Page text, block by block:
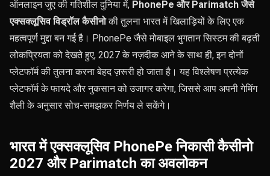
ऑनलाइन जुए की गतिशील दुनिया में, PhonePe और Parimatch जैसे
एक्सक्लूसिव विड्रॉल कैसीनोकी तुलना भारत में खिलाड़ियों के लिए एक
महत्वपूर्ण मुद्दा बन गई है। PhonePe जैसे मोबाइल भुगतान सिस्टम की बढ़ती
लोकप्रियता को देखते हुए, 2027 के नज़दीक आने के साथ ही, इन दोनों
प्लेटफॉर्म की तुलना करना बेहद ज़रूरी हो जाता है। यह विश्लेषण प्रत्येक
प्लेटफॉर्म के फायदे और नुकसान को उजागर करेगा, जिससे आप अपनी गेमिंग
शैली के अनुसार सोच-समझकर निर्णय ले सकेंगे।
भारत में एक्सक्लूसिव PhonePe निकासी कैसीनो
2027 और Parimatch का अवलोकन